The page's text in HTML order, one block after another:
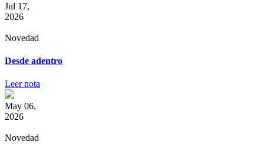
Jul 17,
2026
Novedad
Desde adentro
Leer nota
May 06,
2026
Novedad